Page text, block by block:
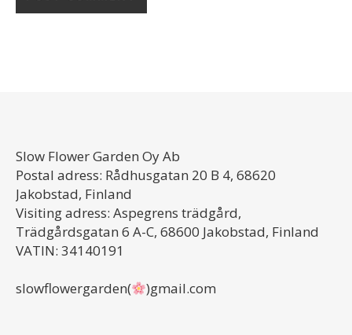
Slow Flower Garden Oy Ab
Postal adress: Rådhusgatan 20 B 4, 68620
Jakobstad, Finland
Visiting adress: Aspegrens trädgård,
Trädgårdsgatan 6 A-C, 68600 Jakobstad, Finland
VATIN: 34140191
slowflowergarden( )gmail.com